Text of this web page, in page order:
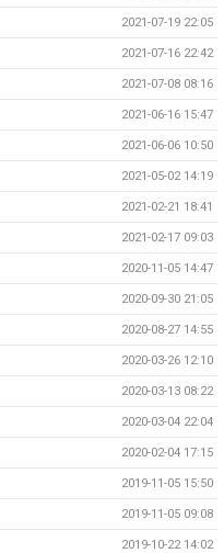
2021-07-19 22:05
2021-07-16 22:42
2021-07-08 08:16
2021-06-16 15:47
2021-06-06 10:50
2021-05-02 14:19
2021-02-21 18:41
2021-02-17 09:03
2020-11-05 14:47
2020-09-30 21:05
2020-08-27 14:55
2020-03-26 12:10
2020-03-13 08:22
2020-03-04 22:04
2020-02-04 17:15
2019-11-05 15:50
2019-11-05 09:08
2019-10-22 14:02